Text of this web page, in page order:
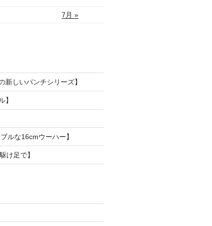
7月 »
新しいパンチシリーズ】
】
ルな16cmウーハー】
け足で】